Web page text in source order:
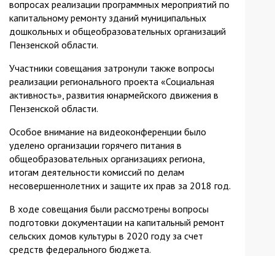
вопросах реализации программных мероприятий по
капитальному ремонту зданий муниципальных
дошкольных и общеобразовательных организаций
Пензенской области.
Участники совещания затронули также вопросы
реализации регионального проекта «Социальная
активность», развития юнармейского движения в
Пензенской области.
Особое внимание на видеоконференции было
уделено организации горячего питания в
общеобразовательных организациях региона,
итогам деятельности комиссий по делам
несовершеннолетних и защите их прав за 2018 год.
В ходе совещания были рассмотрены вопросы
подготовки документации на капитальный ремонт
сельских домов культуры в 2020 году за счет
средств федерального бюджета.